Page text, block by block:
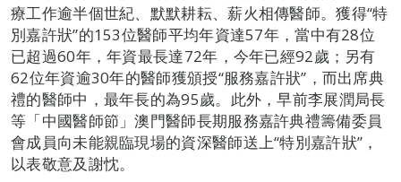
療工作逾半個世紀、默默耕耘、薪火相傳醫師。獲得“特
別嘉許狀”的153位醫師平均年資達57年，當中有28位
已超過60年，年資最長達72年，今年已經92歲；另有
62位年資逾30年的醫師獲頒授“服務嘉許狀”，而出席典
禮的醫師中，最年長的為95歲。此外，早前李展潤局長
等「中國醫師節」澳門醫師長期服務嘉許典禮籌備委員
會成員向未能親臨現場的資深醫師送上“特別嘉許狀”，
以表敬意及謝忱。